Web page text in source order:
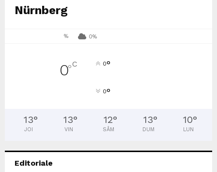
Nürnberg
% 0%
0°C 0°
0°
13°
JOI
13°
VIN
12°
SÂM
13°
DUM
10°
LUN
Editoriale